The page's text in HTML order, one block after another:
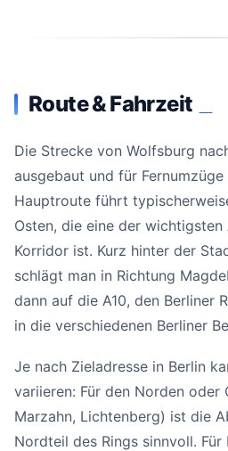
Route & Fahrzeit
Die Strecke von Wolfsburg
ausgebaut und für
Hauptroute führt
Osten, die eine der
Korridor ist. Kurz hinter der
schlägt man in Richtung
dann auf die A10, den Berliner
in die verschiedenen Berliner
Je nach Zieladresse in Berlin
variieren: Für den Norden oder
Marzahn, Lichtenberg) ist die
Nordteil des Rings sinnvoll.